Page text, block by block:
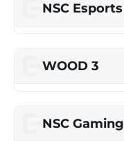
NSC Esports
WOOD 3
NSC Gaming